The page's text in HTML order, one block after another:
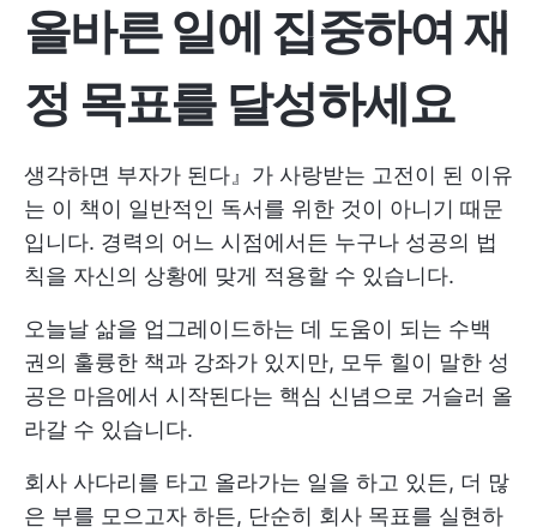
올바른 일에 집중하여 재
정 목표를 달성하세요
생각하면 부자가 된다』가 사랑받는 고전이 된 이유
는 이 책이 일반적인 독서를 위한 것이 아니기 때문
입니다. 경력의 어느 시점에서든 누구나 성공의 법
칙을 자신의 상황에 맞게 적용할 수 있습니다.
오늘날 삶을 업그레이드하는 데 도움이 되는 수백
권의 훌륭한 책과 강좌가 있지만, 모두 힐이 말한 성
공은 마음에서 시작된다는 핵심 신념으로 거슬러 올
라갈 수 있습니다.
회사 사다리를 타고 올라가는 일을 하고 있든, 더 많
은 부를 모으고자 하든, 단순히 회사 목표를 실현하